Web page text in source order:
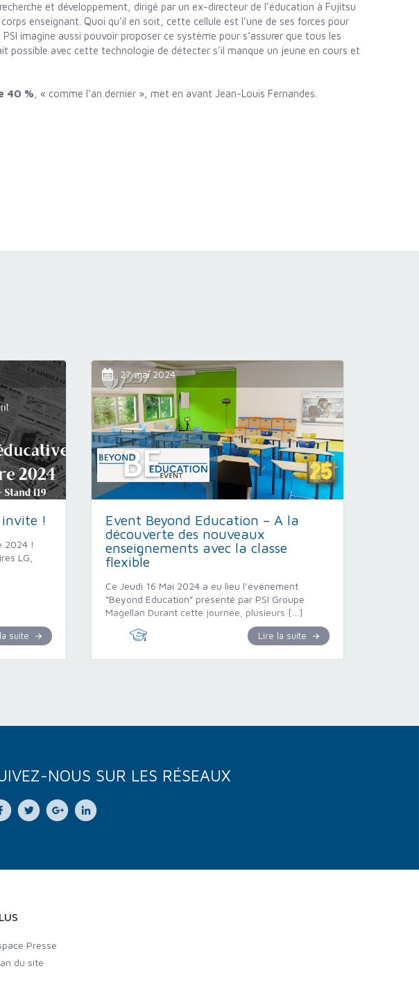
et développement, dirigé par un ex-directeur de l’éducation à Fujitsu
enseignant. Quoi qu’il en soit, cette cellule est l’une de ses forces pour
, PSI imagine aussi pouvoir proposer ce système pour s’assurer que tous les
possible avec cette technologie de détecter s’il manque un jeune en cours et
40 % , « comme l’an dernier », met en avant Jean-Louis Fernandes.
invite !
2024 !
LG,
suite
27 mai 2024
Event Beyond Education – A la
découverte des nouveaux
enseignements avec la classe
flexible
Ce Jeudi 16 Mai 2024 a eu lieu l’événement
“Beyond Education” présenté par PSI Groupe
Magellan Durant cette journée, plusieurs […]
Lire la suite
NOUS SUR LES RÉSEAUX
Presse
du site